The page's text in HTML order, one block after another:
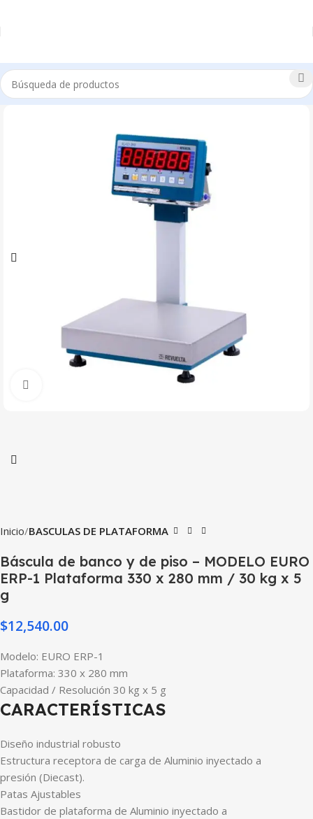
Inicio BASCULAS DE PLATAFORMA
Báscula de banco y de piso – MODELO EURO
ERP-1 Plataforma 330 x 280 mm / 30 kg x 5
g
$12,540.00
Modelo: EURO ERP-1
Plataforma: 330 x 280 mm
Capacidad / Resolución 30 kg x 5 g
CARACTERÍSTICAS
Diseño industrial robusto
Estructura receptora de carga de Aluminio inyectado a
presión (Diecast).
Patas Ajustables
Bastidor de plataforma de Aluminio inyectado a